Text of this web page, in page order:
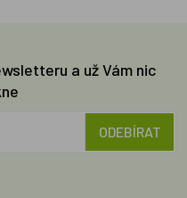
a už Vám nic
ODEBÍRAT